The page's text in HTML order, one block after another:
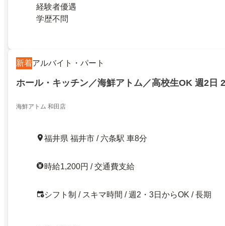
経験者優遇
学歴不問
新着アルバイト・パート
ホール・キッチン／海鮮アトム／高校生OK 週2日
海鮮アトム 和田店
福井県 福井市 / 六条駅 車8分
時給1,200円 / 交通費支給
シフト制 / スキマ時間 / 週2・3日からOK / 長期